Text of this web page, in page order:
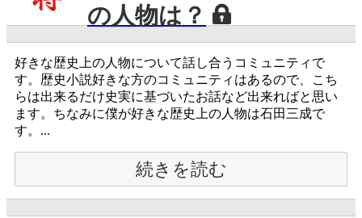
の人物は？
好きな歴史上の人物について話し合うコミュニティで
す。歴史小説好きな方のコミュニティはあるので、こち
らは出来るだけ史実に基づいたお話など出来ればと思い
ます。ちなみに僕が好きな歴史上の人物は石田三成で
す。...
続きを読む